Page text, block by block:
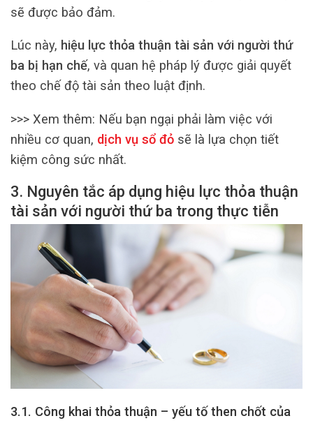
sẽ được bảo đảm.
Lúc này, hiệu lực thỏa thuận tài sản với người thứ
ba bị hạn chế, và quan hệ pháp lý được giải quyết
theo chế độ tài sản theo luật định.
>>> Xem thêm: Nếu bạn ngại phải làm việc với
nhiều cơ quan, dịch vụ sổ đỏ sẽ là lựa chọn tiết
kiệm công sức nhất.
3. Nguyên tắc áp dụng hiệu lực thỏa thuận
tài sản với người thứ ba trong thực tiễn
3.1. Công khai thỏa thuận – yếu tố then chốt của